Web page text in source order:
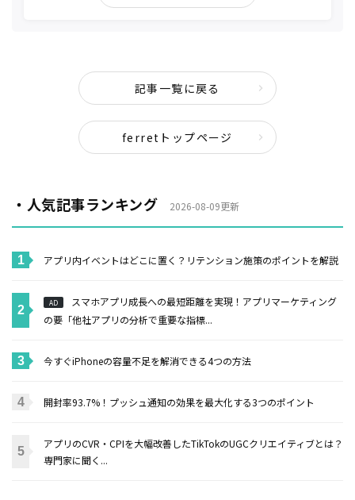
記事一覧に戻る
ferretトップページ
・人気記事ランキング 2026-08-09更新
アプリ内イベントはどこに置く？リテンション施策のポイントを解説
AD
スマホアプリ成長への最短距離を実現！アプリマーケティング
の要「他社アプリの分析で重要な指標...
今すぐiPhoneの容量不足を解消できる4つの方法
開封率93.7%！プッシュ通知の効果を最大化する3つのポイント
アプリのCVR・CPIを大幅改善したTikTokのUGCクリエイティブとは？
専門家に聞く...